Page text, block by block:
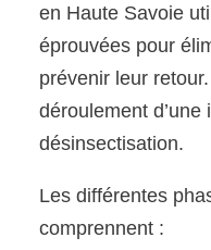
en Haute Savoie
éprouvées pour
prévenir leur
déroulement d’une
désinsectisation.
Les différentes
comprennent :